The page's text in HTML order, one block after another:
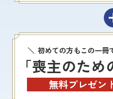
初めての方もこの一冊
「喪主のため
無料プレゼン